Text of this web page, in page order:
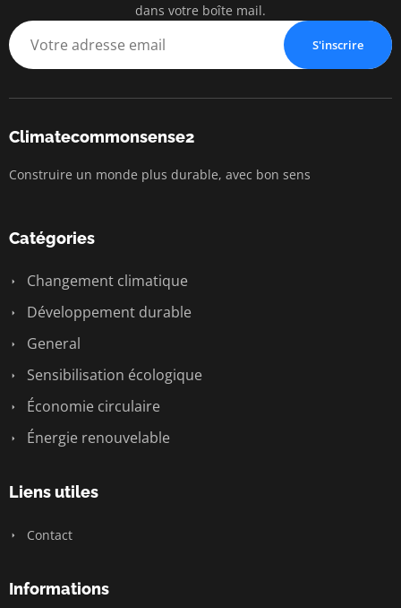
dans votre boîte mail.
S'inscrire
Climatecommonsense2
Construire un monde plus durable, avec bon sens
Catégories
Changement climatique
Développement durable
General
Sensibilisation écologique
Économie circulaire
Énergie renouvelable
Liens utiles
Contact
Informations